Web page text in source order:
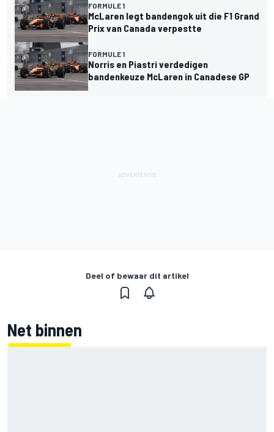
FORMULE 1
McLaren legt bandengok uit die F1 Grand
Prix van Canada verpestte
FORMULE 1
Norris en Piastri verdedigen
bandenkeuze McLaren in Canadese GP
Deel of bewaar dit artikel
Net binnen